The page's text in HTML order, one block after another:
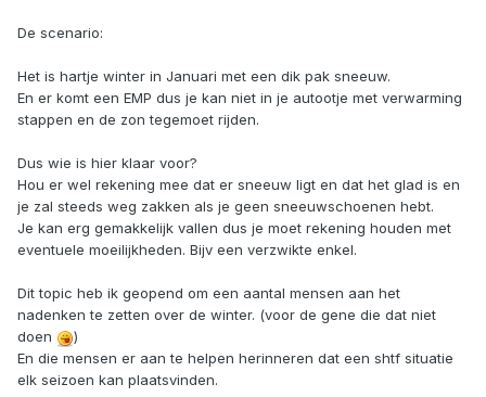
De scenario:
Het is hartje winter in Januari met een dik pak sneeuw.
En er komt een EMP dus je kan niet in je autootje met verwarming
stappen en de zon tegemoet rijden.
Dus wie is hier klaar voor?
Hou er wel rekening mee dat er sneeuw ligt en dat het glad is en
je zal steeds weg zakken als je geen sneeuwschoenen hebt.
Je kan erg gemakkelijk vallen dus je moet rekening houden met
eventuele moeilijkheden. Bijv een verzwikte enkel.
Dit topic heb ik geopend om een aantal mensen aan het
nadenken te zetten over de winter. (voor de gene die dat niet
doen
)
En die mensen er aan te helpen herinneren dat een shtf situatie
elk seizoen kan plaatsvinden.